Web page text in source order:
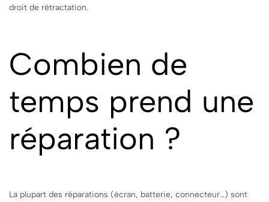
droit de rétractation.
Combien de
temps prend une
réparation ?
La plupart des réparations (écran, batterie, connecteur…) sont